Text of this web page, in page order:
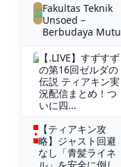
Fakultas Teknik
Unsoed –
Berbudaya Mutu
【.LIVE】すずすず
の第16回ゼルダの
伝説 ティアキン実
況配信まとめ！つ
いに四...
【ティアキン攻
略】ジャスト回避
なし「青髪ライネ